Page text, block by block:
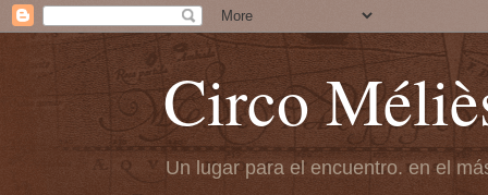
Circo
Un lugar para el encuentro. en el